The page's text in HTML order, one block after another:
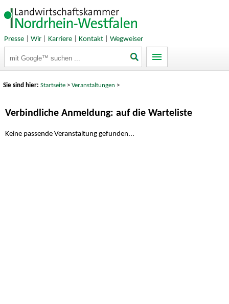
Presse| Wir| Karriere| Kontakt| Wegweiser
Sie sind hier:Startseite >Veranstaltungen >
Verbindliche Anmeldung: auf die Warteliste
Keine passende Veranstaltung gefunden...